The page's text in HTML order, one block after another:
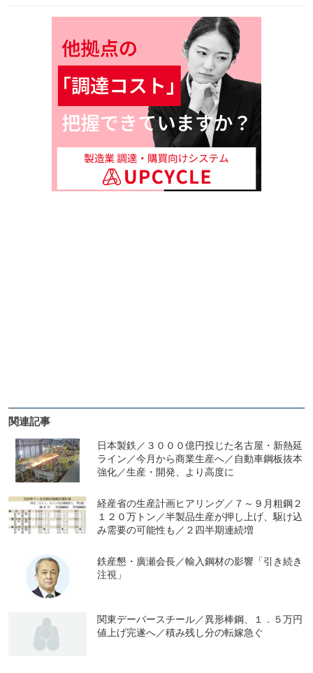
関連記事
日本製鉄／３０００億円投じた名古屋・新熱延
ライン／今月から商業生産へ／自動車鋼板抜本
強化／生産・開発、より高度に
経産省の生産計画ヒアリング／７～９月粗鋼２
１２０万トン／半製品生産が押し上げ、駆け込
み需要の可能性も／２四半期連続増
鉄産懇・廣瀬会長／輸入鋼材の影響「引き続き
注視」
関東デーバースチール／異形棒鋼、１．５万円
値上げ完遂へ／積み残し分の転嫁急ぐ